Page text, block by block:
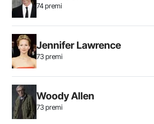
74 premi
Jennifer Lawrence
73 premi
Woody Allen
73 premi